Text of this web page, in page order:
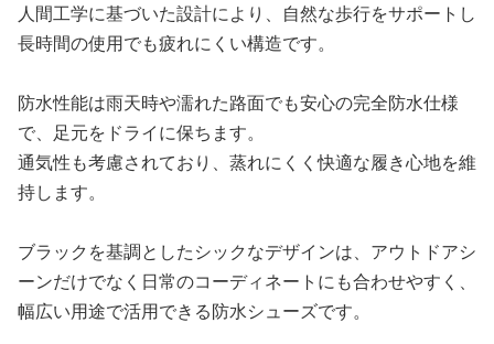
人間工学に基づいた設計により、自然な歩行をサポートし
長時間の使用でも疲れにくい構造です。
防水性能は雨天時や濡れた路面でも安心の完全防水仕様
で、足元をドライに保ちます。
通気性も考慮されており、蒸れにくく快適な履き心地を維
持します。
ブラックを基調としたシックなデザインは、アウトドアシ
ーンだけでなく日常のコーディネートにも合わせやすく、
幅広い用途で活用できる防水シューズです。